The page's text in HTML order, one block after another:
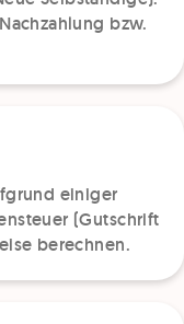
bzw.
einiger
(Gutschrift
berechnen.